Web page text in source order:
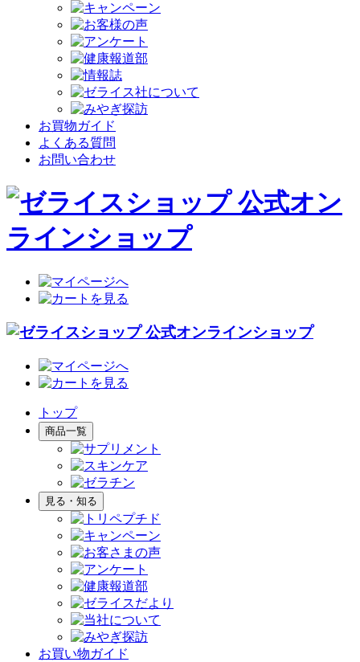
お買物ガイド
よくある質問
お問い合わせ
トップ
商品一覧
見る・知る
お買い物ガイド